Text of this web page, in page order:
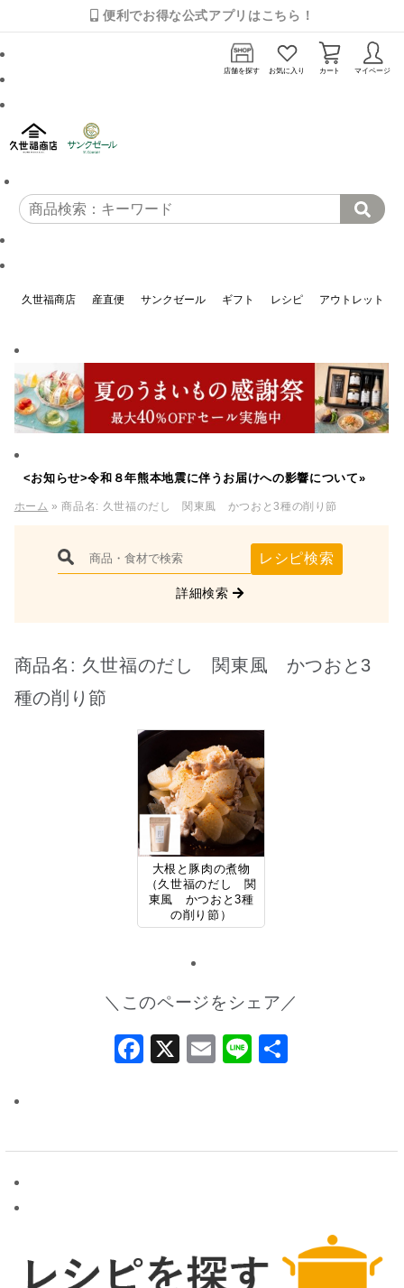
便利でお得な公式アプリはこちら！
店舗を探す お気に入り カート マイページ
久世福商店 産直便 サンクゼール ギフト レシピ アウトレット
<お知らせ>令和８年熊本地震に伴うお届けへの影響について»
ホーム » 商品名: 久世福のだし 関東風 かつおと3種の削り節
レシピ検索
詳細検索
商品名: 久世福のだし 関東風 かつおと3
種の削り節
大根と豚肉の煮物
（久世福のだし 関
東風 かつおと3種
の削り節）
＼このページをシェア／
Facebook
X Email
Line